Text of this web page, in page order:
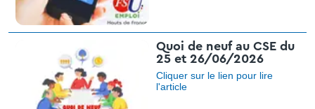
Quoi de neuf au CSE du
25 et 26/06/2026
Cliquer sur le lien pour lire
l'article